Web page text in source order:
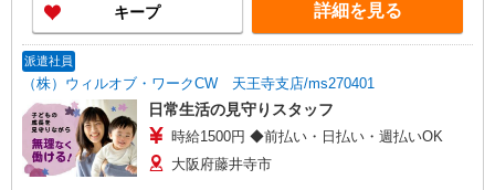
キープ 詳細を見る
派遣社員
（株）ウィルオブ・ワークCW 天王寺支店/ms270401
日常生活の見守りスタッフ
時給1500円 ◆前払い・日払い・週払いOK
大阪府藤井寺市